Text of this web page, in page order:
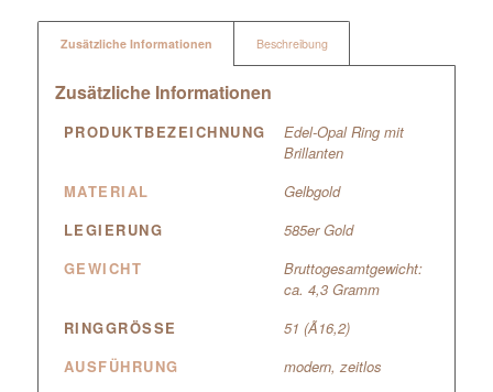
Zusätzliche Informationen Beschreibung
Zusätzliche Informationen
PRODUKTBEZEICHNUNG
Edel-Opal Ring mit
Brillanten
MATERIAL
Gelbgold
LEGIERUNG
585er Gold
GEWICHT
Bruttogesamtgewicht:
ca. 4,3 Gramm
RINGGRÖSSE
51 (Ã16,2)
AUSFÜHRUNG
modern, zeitlos